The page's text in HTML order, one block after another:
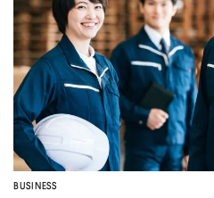
BUSINESS